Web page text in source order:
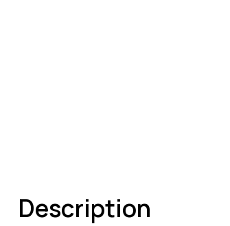
Description